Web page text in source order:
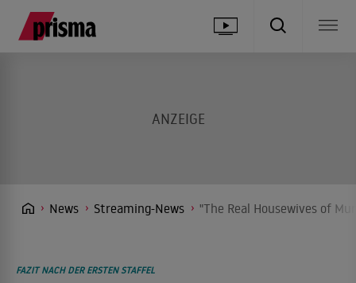
News Streaming-News "The Real Housewives of
FAZIT NACH DER ERSTEN STAFFEL